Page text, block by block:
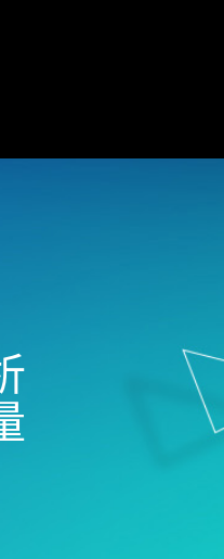
统计数据
业务分析
统计过程
型分